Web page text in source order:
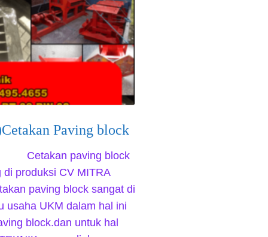
Paving block
Cetakan paving block
produksi CV MITRA
paving block sangat di
usaha UKM dalam hal ini
block.dan untuk hal